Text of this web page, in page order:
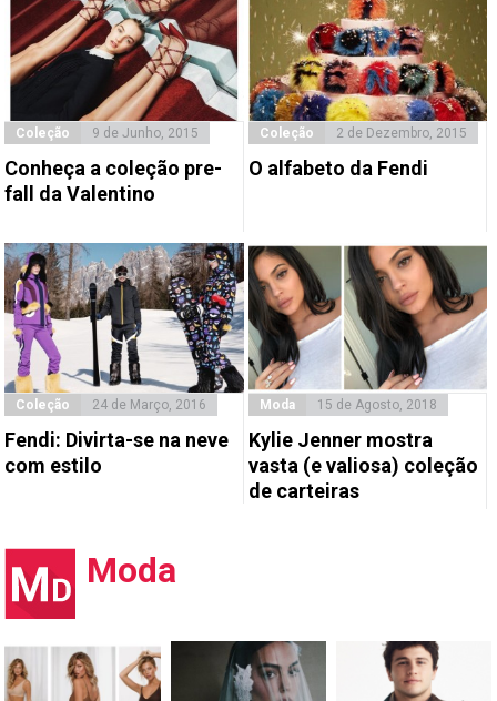
Coleção 9 de Junho, 2015
Conheça a coleção pre-
fall da Valentino
Coleção 2 de Dezembro, 2015
O alfabeto da Fendi
Coleção 24 de Março, 2016
Fendi: Divirta-se na neve
com estilo
Moda 15 de Agosto, 2018
Kylie Jenner mostra
vasta (e valiosa) coleção
de carteiras
Moda